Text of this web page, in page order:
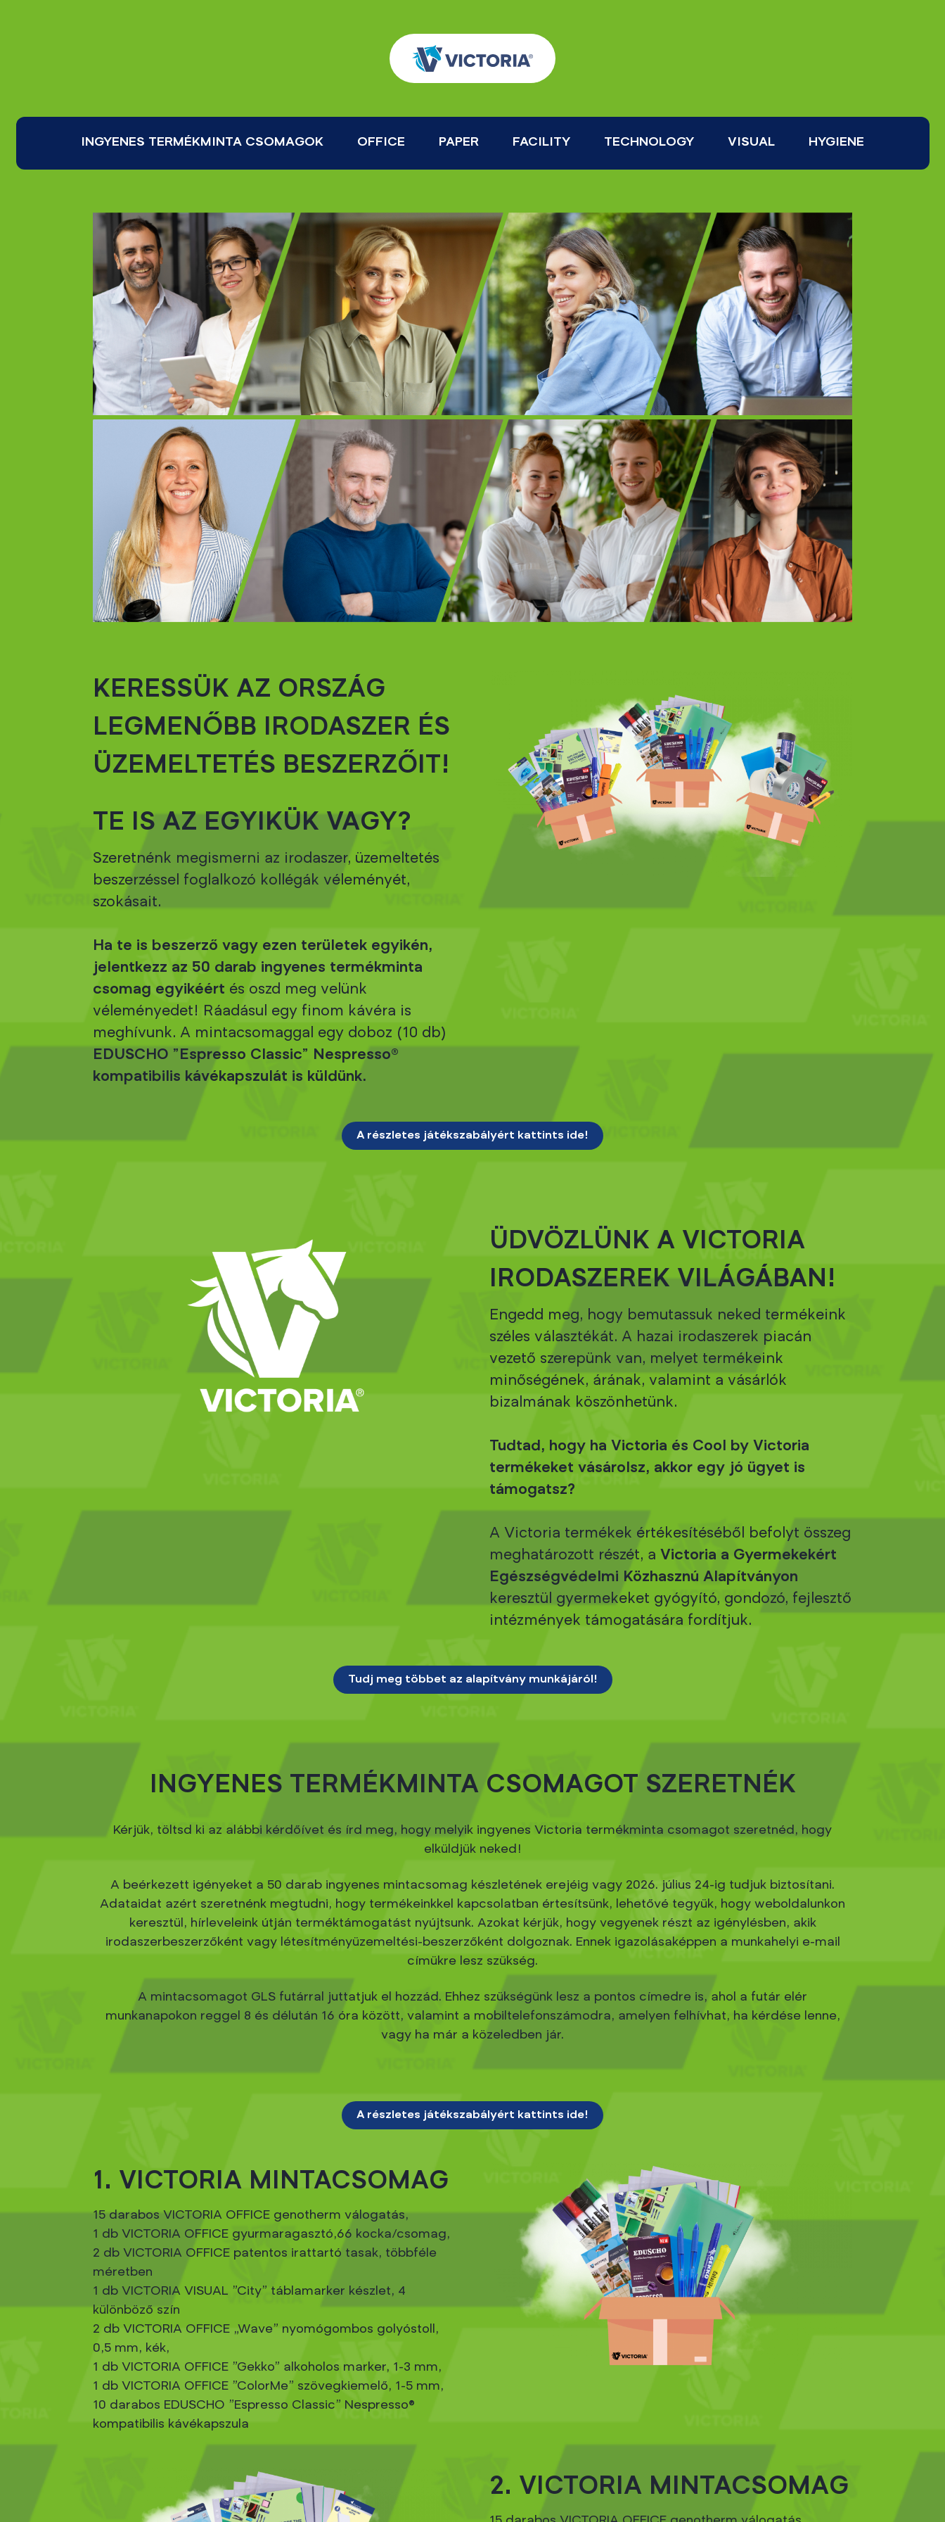
INGYENES TERMÉKMINTA CSOMAGOK OFFICE PAPER FACILITY TECHNOLOGY VISUAL HYGIENE
KERESSÜK AZ ORSZÁG
LEGMENŐBB IRODASZER ÉS
ÜZEMELTETÉS BESZERZŐIT!
TE IS AZ EGYIKÜK VAGY?
Szeretnénk megismerni az irodaszer, üzemeltetés
beszerzéssel foglalkozó kollégák véleményét,
szokásait.
Ha te is beszerző vagy ezen területek egyikén,
jelentkezz az 50 darab ingyenes termékminta
csomag egyikéért és oszd meg velünk
véleményedet! Ráadásul egy finom kávéra is
meghívunk. A mintacsomaggal egy doboz (10 db)
EDUSCHO "Espresso Classic" Nespresso®
kompatibilis kávékapszulát is küldünk.
A részletes játékszabályért kattints ide!
ÜDVÖZLÜNK A VICTORIA
IRODASZEREK VILÁGÁBAN!
Engedd meg, hogy bemutassuk neked termékeink
széles választékát. A hazai irodaszerek piacán
vezető szerepünk van, melyet termékeink
minőségének, árának, valamint a vásárlók
bizalmának köszönhetünk.
Tudtad, hogy ha Victoria és Cool by Victoria
termékeket vásárolsz, akkor egy jó ügyet is
támogatsz?
A Victoria termékek értékesítéséből befolyt összeg
meghatározott részét, a Victoria a Gyermekekért
Egészségvédelmi Közhasznú Alapítványon
keresztül gyermekeket gyógyító, gondozó, fejlesztő
intézmények támogatására fordítjuk.
Tudj meg többet az alapítvány munkájáról!
INGYENES TERMÉKMINTA CSOMAGOT SZERETNÉK
Kérjük, töltsd ki az alábbi kérdőívet és írd meg, hogy melyik ingyenes Victoria termékminta csomagot szeretnéd, hogy
elküldjük neked!
A beérkezett igényeket a 50 darab ingyenes mintacsomag készletének erejéig vagy 2026. július 24-ig tudjuk biztosítani.
Adataidat azért szeretnénk megtudni, hogy termékeinkkel kapcsolatban értesítsünk, lehetővé tegyük, hogy weboldalunkon
keresztül, hírleveleink útján terméktámogatást nyújtsunk. Azokat kérjük, hogy vegyenek részt az igénylésben, akik
irodaszerbeszerzőként vagy létesítményüzemeltési-beszerzőként dolgoznak. Ennek igazolásaképpen a munkahelyi e-mail
címükre lesz szükség.
A mintacsomagot GLS futárral juttatjuk el hozzád. Ehhez szükségünk lesz a pontos címedre is, ahol a futár elér
munkanapokon reggel 8 és délután 16 óra között, valamint a mobiltelefonszámodra, amelyen felhívhat, ha kérdése lenne,
vagy ha már a közeledben jár.
A részletes játékszabályért kattints ide!
1. VICTORIA MINTACSOMAG
15 darabos VICTORIA OFFICE genotherm válogatás,
1 db VICTORIA OFFICE gyurmaragasztó,66 kocka/csomag,
2 db VICTORIA OFFICE patentos irattartó tasak, többféle
méretben
1 db VICTORIA VISUAL "City" táblamarker készlet, 4
különböző szín
2 db VICTORIA OFFICE „Wave” nyomógombos golyóstoll,
0,5 mm, kék,
1 db VICTORIA OFFICE "Gekko" alkoholos marker, 1-3 mm,
1 db VICTORIA OFFICE "ColorMe" szövegkiemelő, 1-5 mm,
10 darabos EDUSCHO "Espresso Classic" Nespresso®
kompatibilis kávékapszula
2. VICTORIA MINTACSOMAG